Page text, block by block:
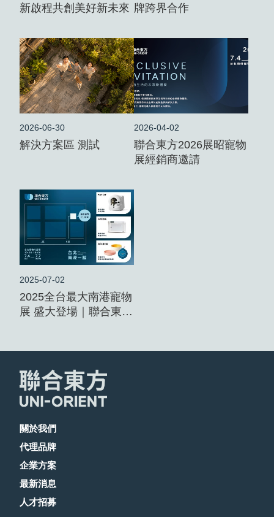
新啟程共創美好新未來 牌跨界合作
2026-06-30
解決方案區 測試
2026-04-02
聯合東方2026展昭寵物
展經銷商邀請
2025-07-02
2025全台最大南港寵物
展 盛大登場｜聯合東方
關於我們
代理品牌
企業方案
最新消息
人才招募